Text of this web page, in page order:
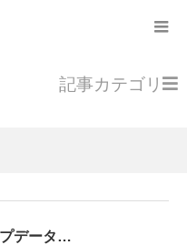
記事カテゴリ
データ…